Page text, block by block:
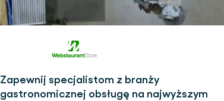
Zapewnij specjalistom z branży
gastronomicznej obsługę na najwyższym